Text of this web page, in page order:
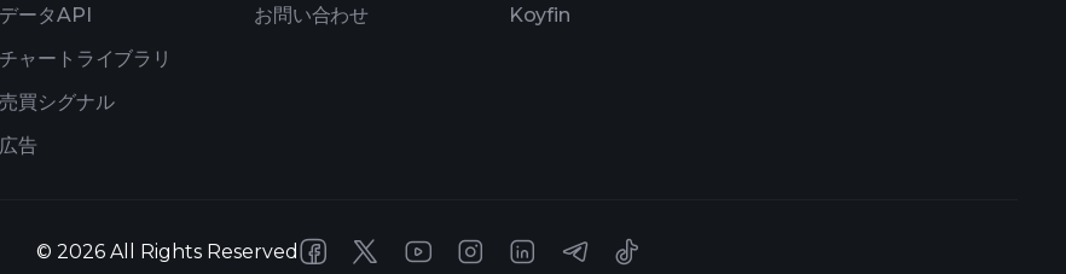
データAPI
チャートライブラリ
売買シグナル
広告
お問い合わせ
Koyfin
© 2026 All Rights Reserved